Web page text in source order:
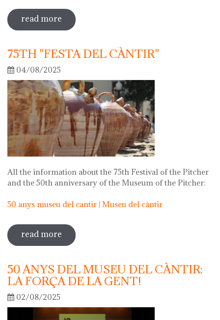
read more sobre hola ceràmica! 2026
75TH "FESTA DEL CÀNTIR"
04/08/2025
All the information about the 75th Festival of the Pitcher
and the 50th anniversary of the Museum of the Pitcher:
50 anys museu del cantir | Museu del càntir
read more sobre 75th "festa del càntir"
50 ANYS DEL MUSEU DEL CÀNTIR:
LA FORÇA DE LA GENT!
02/08/2025